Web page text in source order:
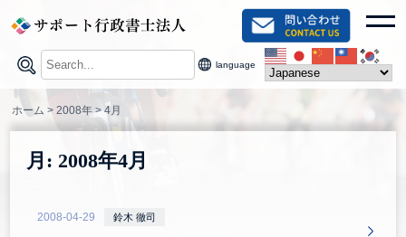
content
language
ホーム >2008年>4月
月: 2008年4月
2008-04-29 鈴木 徹司